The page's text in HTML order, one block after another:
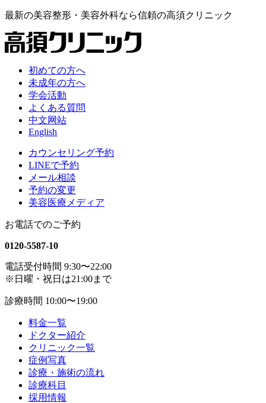
最新の美容整形・美容外科なら信頼の高須クリニック
初めての方へ
未成年の方へ
学会活動
よくある質問
中文网站
English
カウンセリング予約
LINEで予約
メール相談
予約の変更
美容医療メディア
お電話でのご予約
0120-5587-10
電話受付時間 9:30〜22:00
※日曜・祝日は21:00まで
診療時間 10:00〜19:00
料金一覧
ドクター紹介
クリニック一覧
症例写真
診療・施術の流れ
診療科目
採用情報